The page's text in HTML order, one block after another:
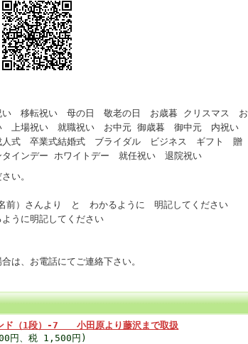
移転祝い 母の日 敬老の日 お歳暮 クリスマス お
場祝い 就職祝い お中元 御歳暮 御中元 内祝い
式 卒業式結婚式 ブライダル ビジネス ギフト 贈
ンデー ホワイトデー 就任祝い 退院祝い
い。
前）さんより と わかるように 明記してください
うに明記してください
は、お電話にてご連絡下さい。
ド（1段）-7 小田原より藤沢まで取扱
円、税 1,500円)